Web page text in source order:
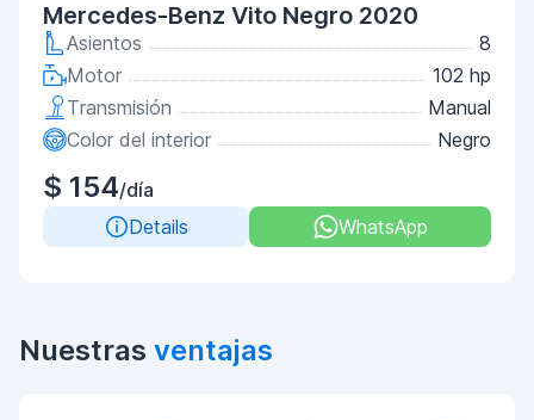
Mercedes-Benz Vito Negro 2020
Asientos
8
Motor
102 hp
Transmisión
Manual
Color del interior
Negro
$ 154/día
Details
WhatsApp
Nuestras ventajas